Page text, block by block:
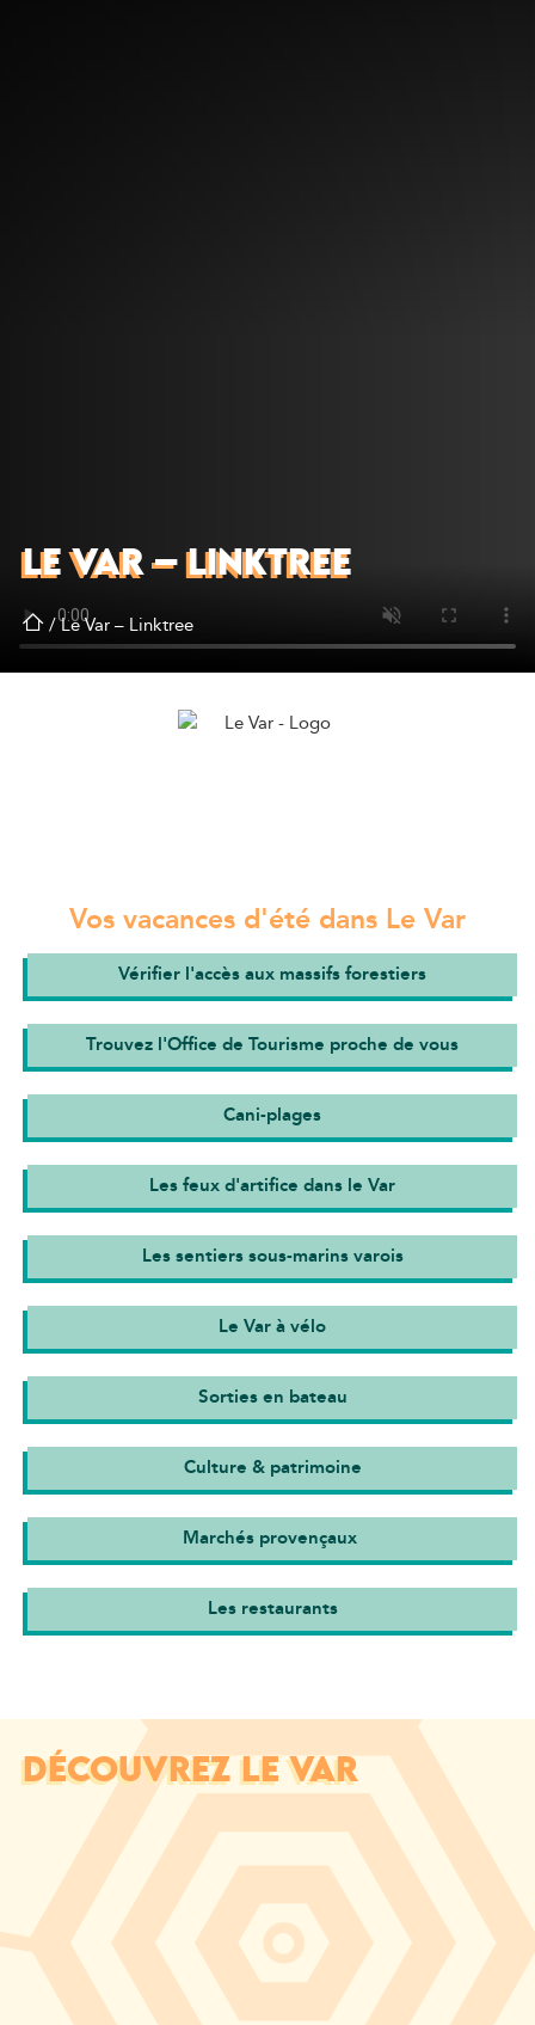
LE VAR – LINKTREE
/Le Var – Linktree
Vos vacances d'été dans Le Var
Vérifier l'accès aux massifs forestiers
Trouvez l'Office de Tourisme proche de vous
Cani-plages
Les feux d'artifice dans le Var
Les sentiers sous-marins varois
Le Var à vélo
Sorties en bateau
Culture & patrimoine
Marchés provençaux
Les restaurants
DÉCOUVREZ LE VAR